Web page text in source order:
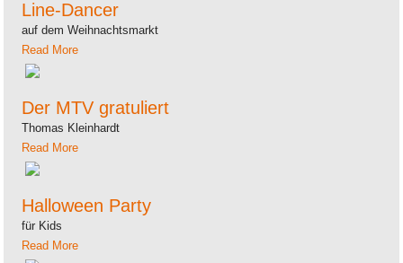
Line-Dancer
auf dem Weihnachtsmarkt
Read More
Der MTV gratuliert
Thomas Kleinhardt
Read More
Halloween Party
für Kids
Read More